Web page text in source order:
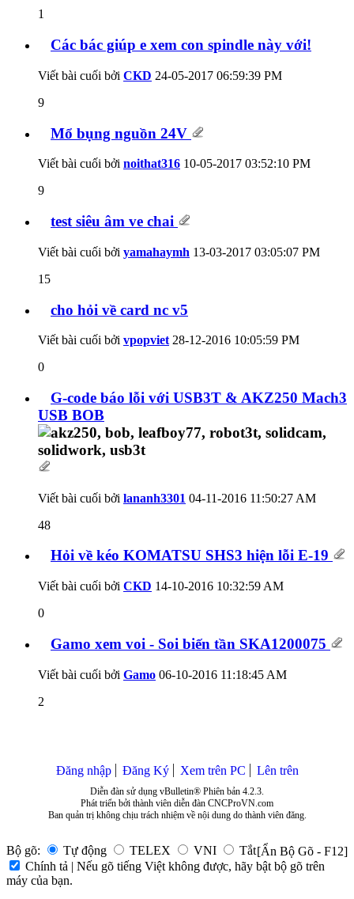
1
Các bác giúp e xem con spindle này với!
Viết bài cuối bởi CKD 24-05-2017 06:59:39 PM
9
Mổ bụng nguồn 24V
Viết bài cuối bởi noithat316 10-05-2017 03:52:10 PM
9
test siêu âm ve chai
Viết bài cuối bởi yamahaymh 13-03-2017 03:05:07 PM
15
cho hỏi về card nc v5
Viết bài cuối bởi vpopviet 28-12-2016 10:05:59 PM
0
G-code báo lỗi với USB3T & AKZ250 Mach3
USB BOB
Viết bài cuối bởi lananh3301 04-11-2016 11:50:27 AM
48
Hỏi về kéo KOMATSU SHS3 hiện lỗi E-19
Viết bài cuối bởi CKD 14-10-2016 10:32:59 AM
0
Gamo xem voi - Soi biến tần SKA1200075
Viết bài cuối bởi Gamo 06-10-2016 11:18:45 AM
2
Đăng nhập Đăng Ký Xem trên PC Lên trên
Diễn đàn sử dụng vBulletin® Phiên bản 4.2.3.
Phát triển bởi thành viên diễn đàn CNCProVN.com
Ban quản trị không chịu trách nhiệm về nội dung do thành viên đăng.
Bộ gõ: Tự động TELEX VNI Tắt[Ẩn Bộ Gõ - F12]
Chính tả | Nếu gõ tiếng Việt không được, hãy bật bộ gõ trên
máy của bạn.